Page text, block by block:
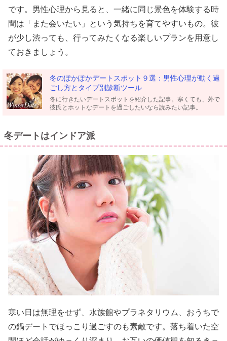
です。男性心理から見ると、一緒に同じ景色を体験する時
間は「また会いたい」という気持ちを育てやすいもの。彼
が少し渋っても、行ってみたくなる楽しいプランを用意し
ておきましょう。
冬のぽかぽかデートスポット９選：男性心理が動く過
ごし方とタイプ別診断ツール
冬に行きたいデートスポットを紹介した記事。寒くても、外で
彼氏とホットなデートを過ごしたいなら読みたい記事。
冬デートはインドア派
寒い日は無理をせず、水族館やプラネタリウム、おうちで
の鍋デートでほっこり過ごすのも素敵です。落ち着いた空